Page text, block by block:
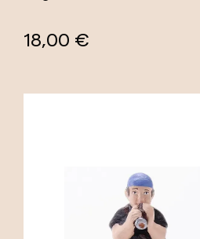
18,00 €